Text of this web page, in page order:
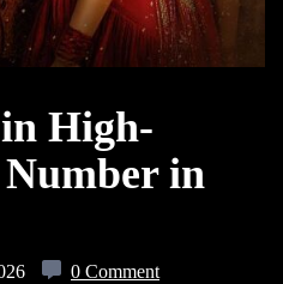
High-
in
0 Comment